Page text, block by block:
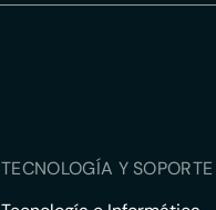
TECNOLOGÍA Y